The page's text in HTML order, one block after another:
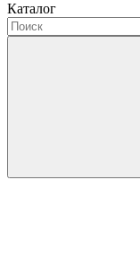
Каталог